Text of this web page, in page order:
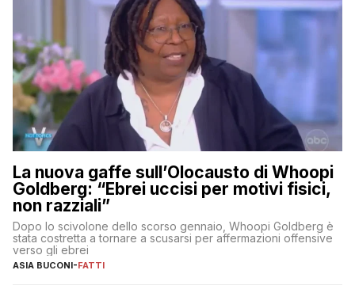
La nuova gaffe sull’Olocausto di Whoopi
Goldberg: “Ebrei uccisi per motivi fisici,
non razziali”
Dopo lo scivolone dello scorso gennaio, Whoopi Goldberg è
stata costretta a tornare a scusarsi per affermazioni offensive
verso gli ebrei
ASIA BUCONI-FATTI